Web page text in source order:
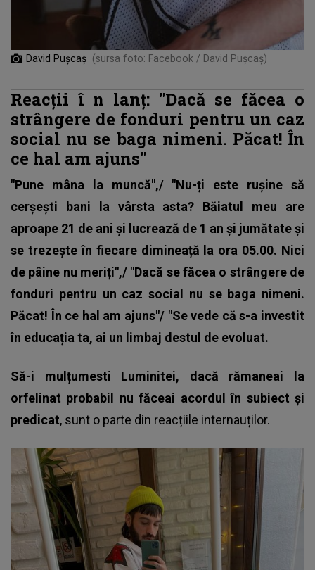
David Pușcaș (sursa foto: Facebook / David Pușcaș)
Reacții î n lanț: "Dacă se făcea o
strângere de fonduri pentru un caz
social nu se baga nimeni. Păcat! În
ce hal am ajuns"
"Pune mâna la muncă",/ "Nu-ți este rușine să
cerșești bani la vârsta asta? Băiatul meu are
aproape 21 de ani și lucrează de 1 an și jumătate și
se trezește în fiecare dimineață la ora 05.00. Nici
de pâine nu meriți",/ "Dacă se făcea o strângere de
fonduri pentru un caz social nu se baga nimeni.
Păcat! În ce hal am ajuns"/ "Se vede că s-a investit
în educația ta, ai un limbaj destul de evoluat.
Să-i mulțumesti Luminitei, dacă rămaneai la
orfelinat probabil nu făceai acordul în subiect și
predicat, sunt o parte din reacțiile internauților.